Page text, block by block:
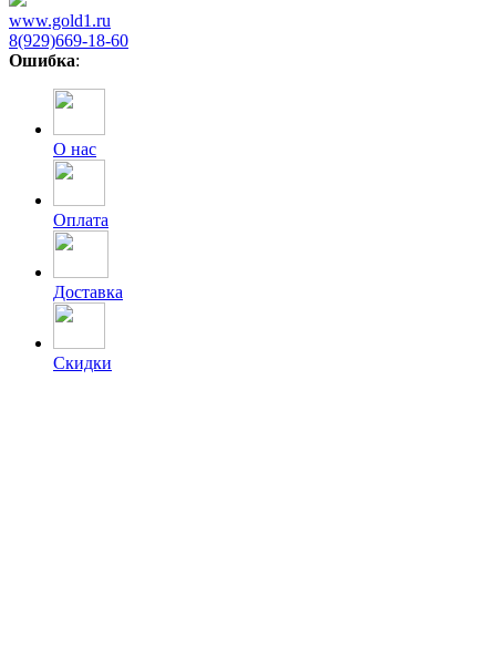
www.gold1.ru
8(929)669-18-60
Ошибка:
О нас
Оплата
Доставка
Скидки